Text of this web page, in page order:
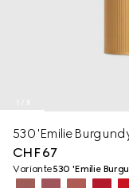
530 'Emilie
CHF 67
Variante530 'Emilie